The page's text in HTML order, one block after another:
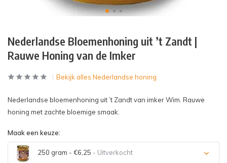
Nederlandse Bloemenhoning uit ’t Zandt |
Rauwe Honing van de Imker
Bekijk alles Nederlandse honing
Nederlandse bloemenhoning uit ’t Zandt van imker Wim. Rauwe
honing met zachte bloemige smaak.
Maak een keuze:
250 gram - €6,25 - Uitverkocht